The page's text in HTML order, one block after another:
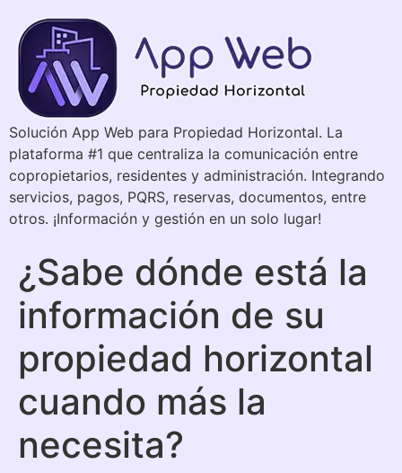
Solución App Web para Propiedad Horizontal. La
plataforma #1 que centraliza la comunicación entre
copropietarios, residentes y administración. Integrando
servicios, pagos, PQRS, reservas, documentos, entre
otros. ¡Información y gestión en un solo lugar!
¿Sabe dónde está la
información de su
propiedad horizontal
cuando más la
necesita?